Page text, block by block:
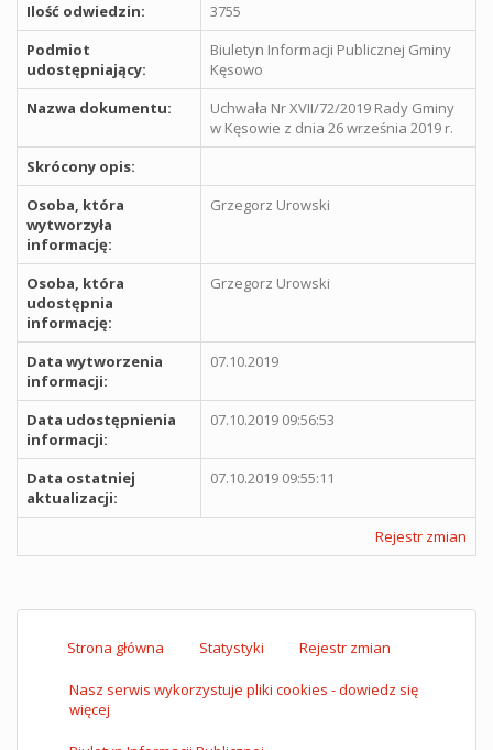
Ilość odwiedzin:
3755
Podmiot
udostępniający:
Biuletyn Informacji Publicznej Gminy
Kęsowo
Nazwa dokumentu:
Uchwała Nr XVII/72/2019 Rady Gminy
w Kęsowie z dnia 26 września 2019 r.
Skrócony opis:
Osoba, która
wytworzyła
informację:
Grzegorz Urowski
Osoba, która
udostępnia
informację:
Grzegorz Urowski
Data wytworzenia
informacji:
07.10.2019
Data udostępnienia
informacji:
07.10.2019 09:56:53
Data ostatniej
aktualizacji:
07.10.2019 09:55:11
Rejestr zmian
Strona główna Statystyki Rejestr zmian
Nasz serwis wykorzystuje pliki cookies - dowiedz się
więcej